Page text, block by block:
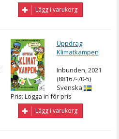
Lägg i varukorg
Uppdrag
Klimatkampen
Inbunden, 2021
(88167-70-5)
Svenska
Pris: Logga in för pris
Lägg i varukorg